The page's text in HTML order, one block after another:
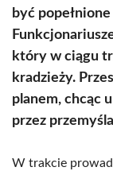
być
który w ciągu
kradzieży.
planem, chcąc
przez
W trakcie